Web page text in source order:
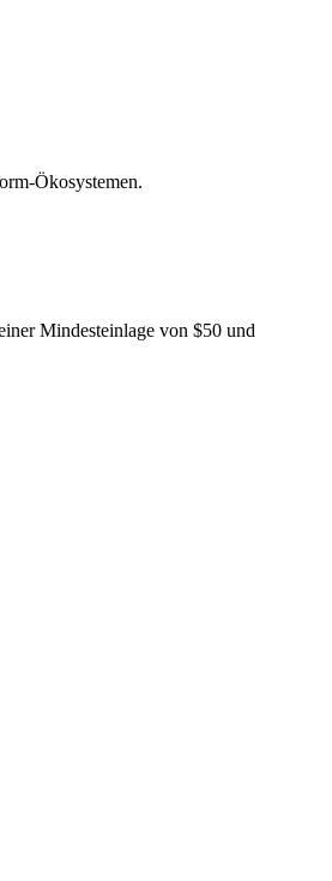
Ökosystemen.
Mindesteinlage von $50 und